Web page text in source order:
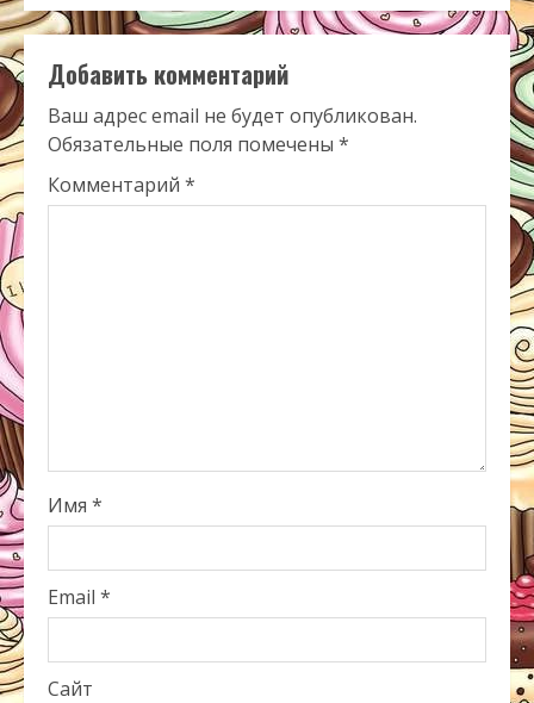
Добавить комментарий
Ваш адрес email не будет опубликован.
Обязательные поля помечены *
Комментарий *
Имя *
Email *
Сайт